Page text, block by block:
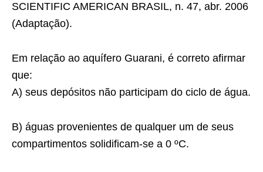
SCIENTIFIC AMERICAN BRASIL, n. 47, abr. 2006
(Adaptação).
Em relação ao aquífero Guarani, é correto afirmar
que:
A) seus depósitos não participam do ciclo de água.
B) águas provenientes de qualquer um de seus
compartimentos solidificam-se a 0 ºC.